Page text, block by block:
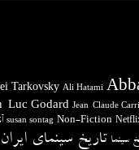
Ali Hatami
Tarkovsky
Jean-Claude
Luc Godard
Non-Fiction
susan sontag
سینما تاریخ سینمای ایران